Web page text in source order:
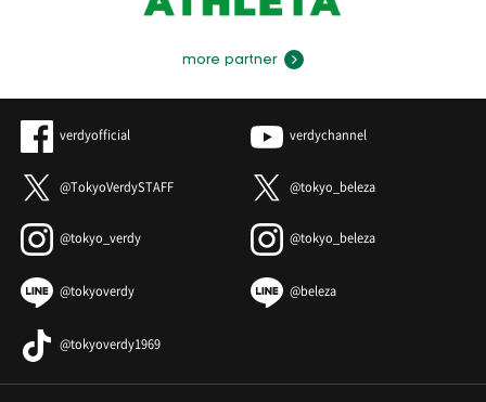
more partner
verdyofficial verdychannel
@TokyoVerdySTAFF @tokyo_beleza
@tokyo_verdy @tokyo_beleza
@tokyoverdy @beleza
@tokyoverdy1969